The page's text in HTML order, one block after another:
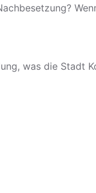
was die Stadt